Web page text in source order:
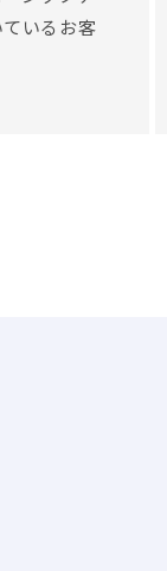
いるお客